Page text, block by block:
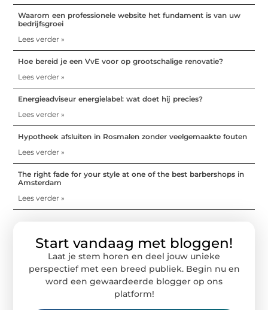
Waarom een professionele website het fundament is van uw
bedrijfsgroei
Lees verder »
Hoe bereid je een VvE voor op grootschalige renovatie?
Lees verder »
Energieadviseur energielabel: wat doet hij precies?
Lees verder »
Hypotheek afsluiten in Rosmalen zonder veelgemaakte fouten
Lees verder »
The right fade for your style at one of the best barbershops in
Amsterdam
Lees verder »
Start vandaag met bloggen!
Laat je stem horen en deel jouw unieke
perspectief met een breed publiek. Begin nu en
word een gewaardeerde blogger op ons
platform!